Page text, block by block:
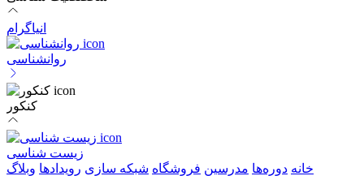
انیاگرام
روانشناسی
کنکور
زیست شناسی
خانه دوره‌ها مدرسین فروشگاه شبکه سازی رویداد‌ها وبلاگ